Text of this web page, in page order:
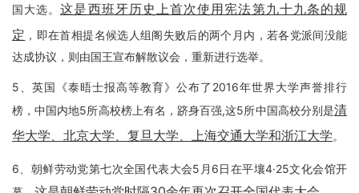
国大选。这是西班牙历史上首次使用宪法第九十九条的规
定 ，即在首相提名候选人组阁失败后的两个月内，若各党派间没能
达成协议，则由国王宣布解散议会，重新进行选举。
5、英国《泰晤士报高等教育》公布了2016年世界大学声誉排行
榜，中国内地5所高校榜上有名，跻身百强,这5所中国高校分别是清
华大学、北京大学、复旦大学、上海交通大学和浙江大学。
6、朝鲜劳动党第七次全国代表大会5月6日在平壤4·25文化会馆开